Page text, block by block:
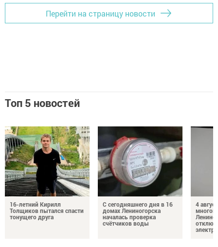
Перейти на страницу новости
Топ 5 новостей
16-летний Кирилл
Толщиков пытался спасти
тонущего друга
С сегодняшнего дня в 16
домах Лениногорска
началась проверка
счётчиков воды
4